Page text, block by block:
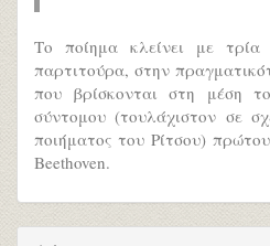
Το ποίημα κλείνει με
παρτιτούρα, στην
που βρίσκονται στη μέση
σύντομου (τουλάχιστον σε
ποιήματος του Ρίτσου)
Beethoven.